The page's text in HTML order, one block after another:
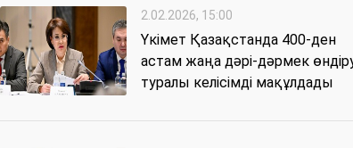
2.02.2026, 15:00
Үкімет Қазақстанда 400-ден
астам жаңа дәрі-дәрмек
туралы келісімді мақұлдады